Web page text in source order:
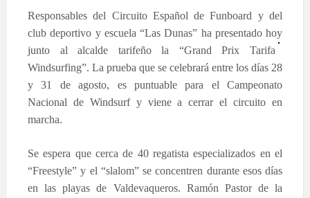
Responsables del Circuito Español de Funboard y del
club deportivo y escuela “Las Dunas” ha presentado hoy
junto al alcalde tarifeño la “Grand Prix Tarifa
Windsurfing”. La prueba que se celebrará entre los días 28
y 31 de agosto, es puntuable para el Campeonato
Nacional de Windsurf y viene a cerrar el circuito en
marcha.
Se espera que cerca de 40 regatista especializados en el
“Freestyle” y el “slalom” se concentren durante esos días
en las playas de Valdevaqueros. Ramón Pastor de la